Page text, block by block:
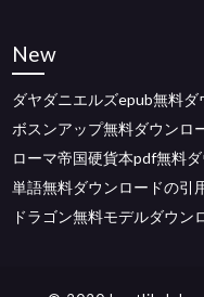
New
ダヤダニエルズepub無料
ボスンアップ無料ダウンロ
ローマ帝国硬貨本pdf無料
単語無料ダウンロードの引
ドラゴン無料モデルダウン